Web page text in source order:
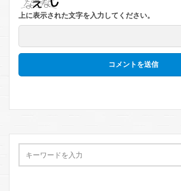
上に表示された文字を入力してください。